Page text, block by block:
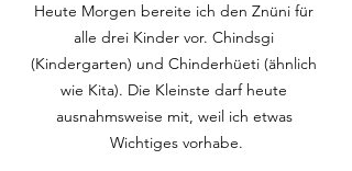
Heute Morgen bereite ich den Znüni für
alle drei Kinder vor. Chindsgi
(Kindergarten) und Chinderhüeti (ähnlich
wie Kita). Die Kleinste darf heute
ausnahmsweise mit, weil ich etwas
Wichtiges vorhabe.